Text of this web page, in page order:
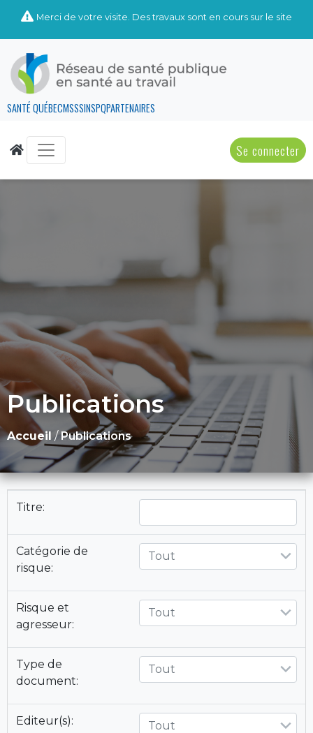
Merci de votre visite. Des travaux sont en cours sur le site
SANTÉ QUÉBECMSSSINSPQPARTENAIRES
Se connecter
Publications
Accueil /Publications
Titre:
Catégorie de
risque:
Tout
Risque et
agresseur:
Tout
Type de
document:
Tout
Editeur(s): Tout